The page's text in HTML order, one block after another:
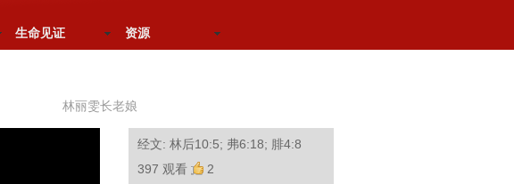
生命见证 资源
林丽雯长老娘
经文: 林后10:5; 弗6:18; 腓4:8
397 观看
2